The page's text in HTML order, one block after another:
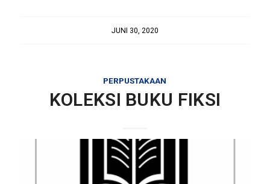
JUNI 30, 2020
PERPUSTAKAAN
KOLEKSI BUKU FIKSI